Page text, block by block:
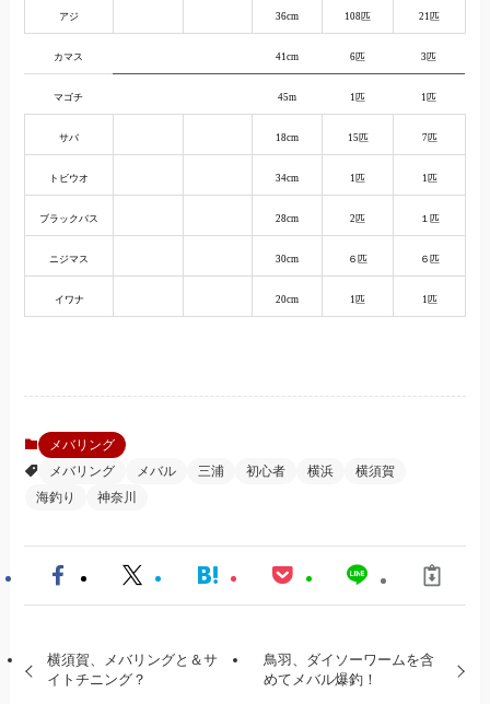
アジ 36cm 108匹 21匹
カマス 41cm 6匹 3匹
マゴチ 45m 1匹 1匹
サバ 18cm 15匹 7匹
トビウオ 34cm 1匹 1匹
ブラックバス 28cm 2匹 １匹
ニジマス 30cm ６匹 ６匹
イワナ 20cm 1匹 1匹
メバリング
メバリング
メバル 三浦 初心者 横浜
横須賀
海釣り
神奈川
横須賀、メバリングと＆サ
イトチニング？
鳥羽、ダイソーワームを含
めてメバル爆釣！